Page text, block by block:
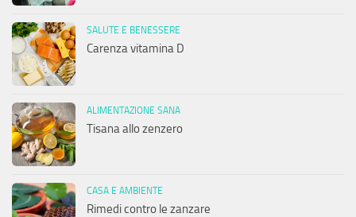
SALUTE E BENESSERE
Carenza vitamina D
ALIMENTAZIONE SANA
Tisana allo zenzero
CASA E AMBIENTE
Rimedi contro le zanzare